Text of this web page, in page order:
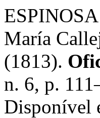
María
(1813).
n. 6, p.
Disponível